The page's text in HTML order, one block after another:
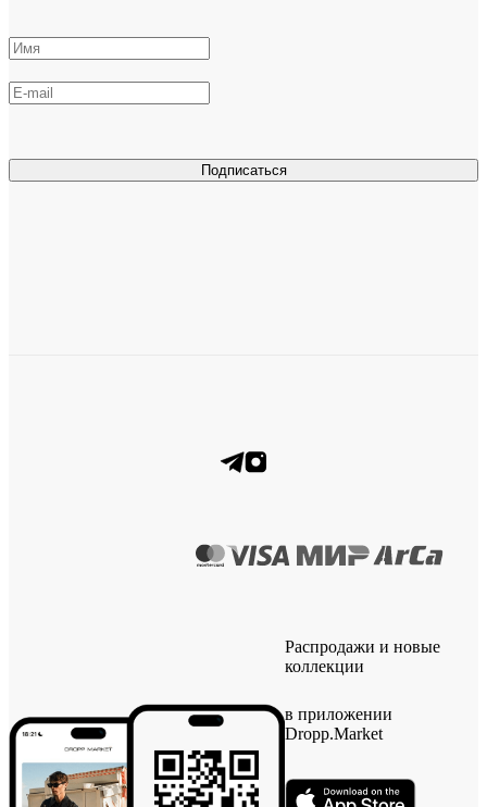
Подписаться
Распродажи и новые
коллекции
в приложении
Dropp.Market